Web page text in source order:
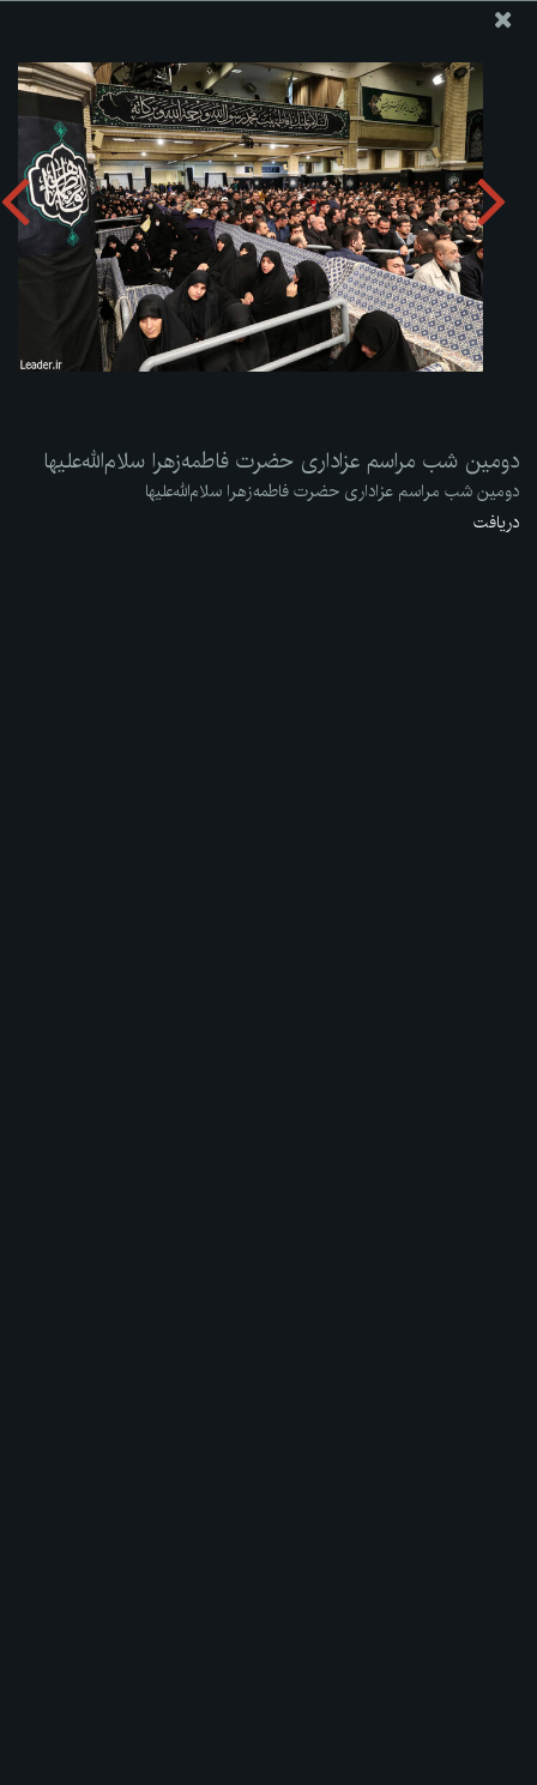
ارسال نامه
وجوهات
دومین شب مراسم عزاداری حضرت فاطمه‌زهرا سلام‌الله‌علیها
دریافت آلبوم:zip
دومین شب مراسم عزاداری حضرت فاطمه‌زهرا سلام‌الله‌علیها
دومین شب مراسم عزاداری حضرت فاطمه‌زهرا سلام‌الله‌علیها
دریافت